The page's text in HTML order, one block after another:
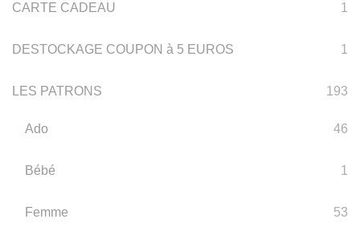
CARTE CADEAU 1
DESTOCKAGE COUPON à 5 EUROS 1
LES PATRONS 193
Ado 46
Bébé 1
Femme 53